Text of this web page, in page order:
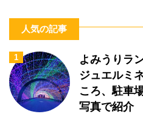
人気の記事
1
よみうりラ
ジュエルミ
ころ、駐車
写真で紹介